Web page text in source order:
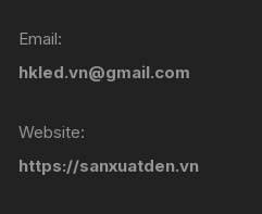
Email:
hkled.vn@gmail.com
Website:
https://sanxuatden.vn